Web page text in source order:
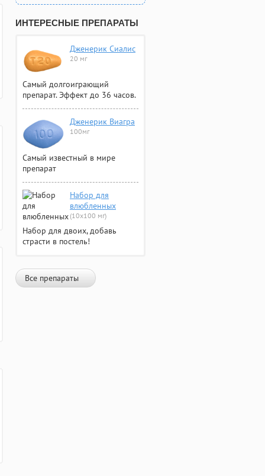
ИНТЕРЕСНЫЕ ПРЕПАРАТЫ
Дженерик Сиалис
20 мг
Самый долгоиграющий
препарат. Эффект до 36 часов.
Дженерик Виагра
100мг
Самый известный в мире
препарат
Набор для
влюбленных
(10х100 мг)
Набор для двоих, добавь
страсти в постель!
Все препараты